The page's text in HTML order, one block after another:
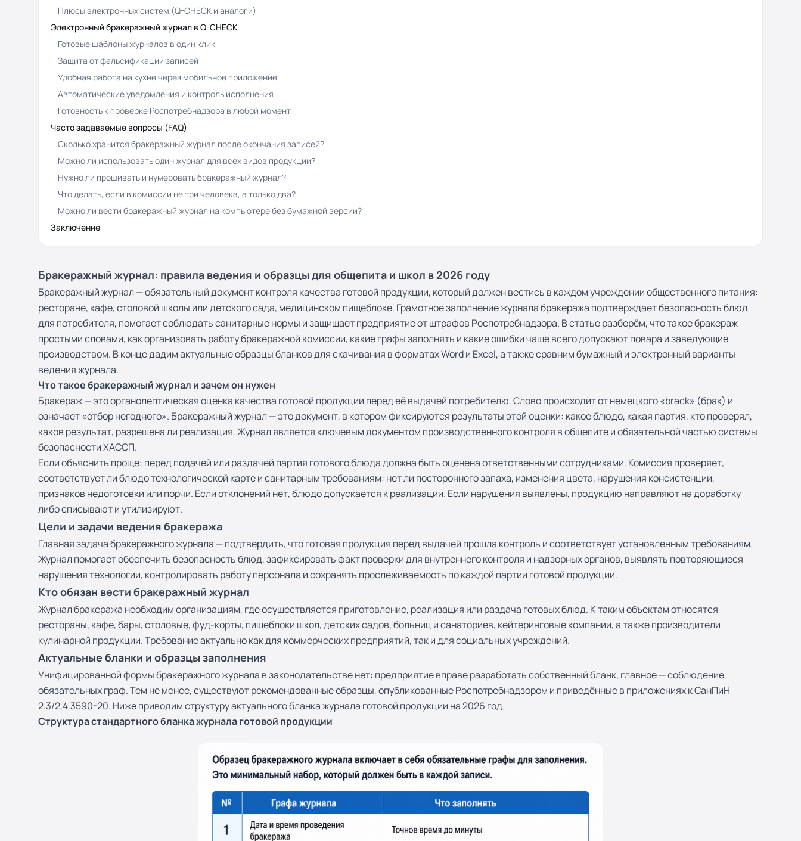
Плюсы электронных систем (Q-CHECK и аналоги)
Электронный бракеражный журнал в Q-CHECK
Готовые шаблоны журналов в один клик
Защита от фальсификации записей
Удобная работа на кухне через мобильное приложение
Автоматические уведомления и контроль исполнения
Готовность к проверке Роспотребнадзора в любой момент
Часто задаваемые вопросы (FAQ)
Сколько хранится бракеражный журнал после окончания записей?
Можно ли использовать один журнал для всех видов продукции?
Нужно ли прошивать и нумеровать бракеражный журнал?
Что делать, если в комиссии не три человека, а только два?
Можно ли вести бракеражный журнал на компьютере без бумажной версии?
Заключение
Бракеражный журнал: правила ведения и образцы для общепита и школ в 2026 году
Бракеражный журнал — обязательный документ контроля качества готовой продукции, который должен вестись в каждом учреждении общественного питания:
ресторане, кафе, столовой школы или детского сада, медицинском пищеблоке. Грамотное заполнение журнала бракеража подтверждает безопасность блюд
для потребителя, помогает соблюдать санитарные нормы и защищает предприятие от штрафов Роспотребнадзора. В статье разберём, что такое бракераж
простыми словами, как организовать работу бракеражной комиссии, какие графы заполнять и какие ошибки чаще всего допускают повара и заведующие
производством. В конце дадим актуальные образцы бланков для скачивания в форматах Word и Excel, а также сравним бумажный и электронный варианты
ведения журнала.
Что такое бракеражный журнал и зачем он нужен
Бракераж — это органолептическая оценка качества готовой продукции перед её выдачей потребителю. Слово происходит от немецкого «brack» (брак) и
означает «отбор негодного». Бракеражный журнал — это документ, в котором фиксируются результаты этой оценки: какое блюдо, какая партия, кто проверял,
каков результат, разрешена ли реализация. Журнал является ключевым документом производственного контроля в общепите и обязательной частью системы
безопасности ХАССП.
Если объяснить проще: перед подачей или раздачей партия готового блюда должна быть оценена ответственными сотрудниками. Комиссия проверяет,
соответствует ли блюдо технологической карте и санитарным требованиям: нет ли постороннего запаха, изменения цвета, нарушения консистенции,
признаков недоготовки или порчи. Если отклонений нет, блюдо допускается к реализации. Если нарушения выявлены, продукцию направляют на доработку
либо списывают и утилизируют.
Цели и задачи ведения бракеража
Главная задача бракеражного журнала — подтвердить, что готовая продукция перед выдачей прошла контроль и соответствует установленным требованиям.
Журнал помогает обеспечить безопасность блюд, зафиксировать факт проверки для внутреннего контроля и надзорных органов, выявлять повторяющиеся
нарушения технологии, контролировать работу персонала и сохранять прослеживаемость по каждой партии готовой продукции.
Кто обязан вести бракеражный журнал
Журнал бракеража необходим организациям, где осуществляется приготовление, реализация или раздача готовых блюд. К таким объектам относятся
рестораны, кафе, бары, столовые, фуд-корты, пищеблоки школ, детских садов, больниц и санаториев, кейтеринговые компании, а также производители
кулинарной продукции. Требование актуально как для коммерческих предприятий, так и для социальных учреждений.
Актуальные бланки и образцы заполнения
Унифицированной формы бракеражного журнала в законодательстве нет: предприятие вправе разработать собственный бланк, главное — соблюдение
обязательных граф. Тем не менее, существуют рекомендованные образцы, опубликованные Роспотребнадзором и приведённые в приложениях к СанПиН
2.3/2.4.3590-20. Ниже приводим структуру актуального бланка журнала готовой продукции на 2026 год.
Структура стандартного бланка журнала готовой продукции